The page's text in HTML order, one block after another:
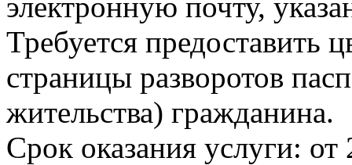
Требуется предоставить
страницы разворотов
жительства) гражданина.
Срок оказания услуги: от